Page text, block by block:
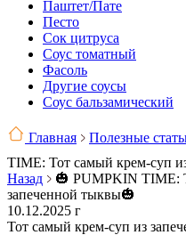
Паштет/Пате
Песто
Сок цитруса
Соус томатный
Фасоль
Другие соусы
Соус бальзамический
Главная Полезные
TIME: Тот самый крем-суп
Назад
🎃 PUMPKIN TIME:
запеченной тыквы🎃
10.12.2025 г
Тот самый крем-суп из